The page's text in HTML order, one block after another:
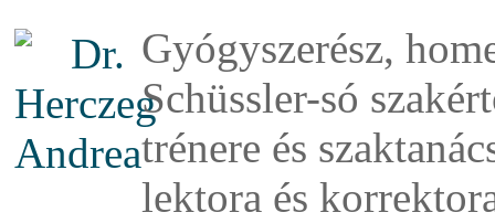
Gyógyszerész,
Schüssler-só
trénere és
lektora és